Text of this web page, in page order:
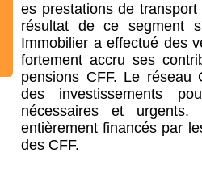
es prestations de
résultat de ce segment
Immobilier a effectué des
fortement accru ses
pensions CFF. Le réseau
des investissements
nécessaires et
entièrement financés par
des CFF.